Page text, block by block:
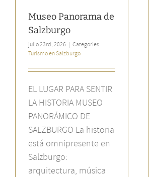
Museo Panorama de
Salzburgo
julio 23rd, 2026 | Categories:
Turismo en Salzburgo
EL LUGAR PARA SENTIR
LA HISTORIA MUSEO
PANORÁMICO DE
SALZBURGO La historia
está omnipresente en
Salzburgo:
arquitectura, música